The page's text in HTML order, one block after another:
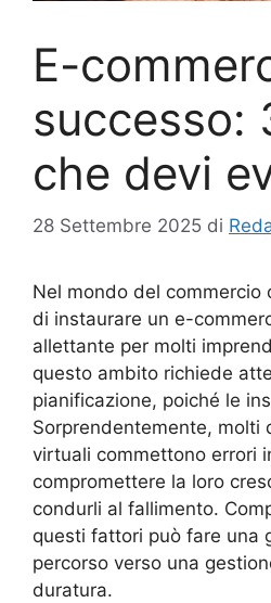
E-
successo:
che devi
28 Settembre 2025 di
Nel mondo del commercio
di instaurare un e-
allettante per molti
questo ambito richiede
pianificazione, poiché le
Sorprendentemente, molti
virtuali commettono errori
compromettere la loro
condurli al fallimento.
questi fattori può fare una
percorso verso una
duratura.